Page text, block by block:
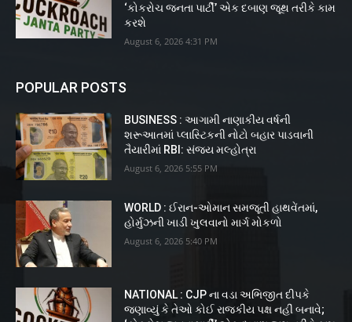
‘કોકરોચ જનતા પાર્ટી’ એક દબાણ જૂથ તરીકે કામ
કરશે
August 6, 2026 4:31 PM
POPULAR POSTS
BUSINESS : આગામી નાણાકીય વર્ષની
શરૂઆતમાં પ્લાસ્ટિકની નોટો બહાર પાડવાની
તૈયારીમાં RBI: સંજય મલ્હોત્રા
August 6, 2026 5:55 PM
WORLD : ઈરાન-ઓમાન સમજૂતી હાથવેંતમાં,
હોર્મુઝની ખાડી ખુલવાનો માર્ગ મોકળો
August 6, 2026 5:40 PM
NATIONAL : CJP ના વડા અભિજીત દીપકે
જણાવ્યું કે તેઓ કોઈ રાજકીય પક્ષ નહીં બનાવે;